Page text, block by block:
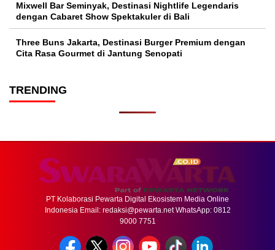
Mixwell Bar Seminyak, Destinasi Nightlife Legendaris
dengan Cabaret Show Spektakuler di Bali
Three Buns Jakarta, Destinasi Burger Premium dengan
Cita Rasa Gourmet di Jantung Senopati
TRENDING
PT Kolaborasi Pewarta Digital Ekosistem Media Online
Indonesia Email: redaksi@pewarta.netWhatsApp: 0812
9000 7751